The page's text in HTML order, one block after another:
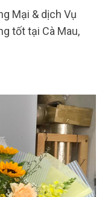
Mại & dịch Vụ
tốt tại Cà Mau,